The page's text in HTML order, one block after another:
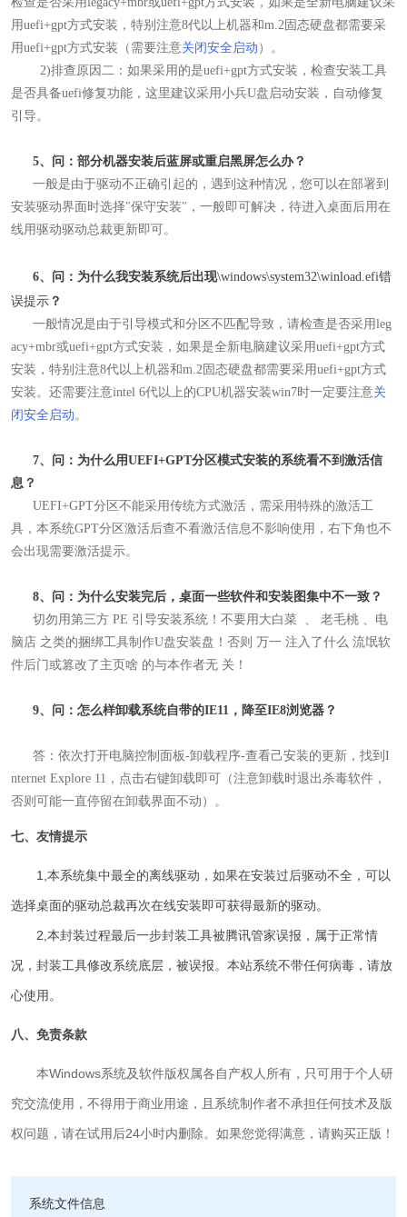
用uefi+gpt方式安装，特别注意8代以上机器和m.2固态硬盘都需要采
用uefi+gpt方式安装（需要注意关闭安全启动 ）。
2)排查原因二：如果采用的是uefi+gpt方式安装，检查安装工具
是否具备uefi修复功能，这里建议采用小兵U盘启动安装，自动修复
引导。
5、问：部分机器安装后蓝屏或重启黑屏怎么办？
一般是由于驱动不正确引起的，遇到这种情况，您可以在部署到
安装驱动界面时选择"保守安装" ，一般即可解决，待进入桌面后用在
线用驱动驱动总裁更新即可。
6、问：为什么我安装系统后出现\windows\system32\winload.efi错
误提示 ？
一般情况是由于引导模式和分区不匹配导致，请检查是否采用leg
acy+mbr或uefi+gpt方式安装，如果是全新电脑建议采用uefi+gpt方式
安装，特别注意8代以上机器和m.2固态硬盘都需要采用uefi+gpt方式
安装。还需要注意intel 6代以上的CPU机器安装win7时一定要注意关
闭安全启动。
7、问：为什么用UEFI+GPT分区模式安装的系统看不到激活信
息？
UEFI+GPT分区不能采用传统方式激活，需采用特殊的激活工
具，本系统GPT分区激活后查不看激活信息不影响使用，右下角也不
会出现需要激活提示。
8、问：为什么安装完后，桌面一些软件和安装图集中不一致？
切勿用第三方 PE 引导安装系统！不要用大白菜 、
老毛桃 、电
脑店 之类的捆绑工具制作U盘安装盘！否则 万一 注入了什么 流氓软
件后门或篡改了主页啥 的与本作者无 关！
9、问：怎么样卸载系统自带的IE11，降至IE8浏览器？
答：依次打开电脑控制面板-卸载程序-查看己安装的更新，找到I
nternet Explore 11，点击右键卸载即可（注意卸载时退出杀毒软件，
否则可能一直停留在卸载界面不动）。
七、友情提示
1,本系统集中最全的离线驱动，如果在安装过后驱动不全，可以
选择桌面的驱动总裁再次在线安装即可获得最新的驱动。
2,本封装过程最后一步封装工具被腾讯管家误报，属于正常情
况，封装工具修改系统底层，被误报。本站系统不带任何病毒，请放
心使用。
八、免责条款
本Windows系统及软件版权属各自产权人所有，只可用于个人研
究交流使用，不得用于商业用途，且系统制作者不承担任何技术及版
权问题，请在试用后24小时内删除。如果您觉得满意，请购买正版！
系统文件信息